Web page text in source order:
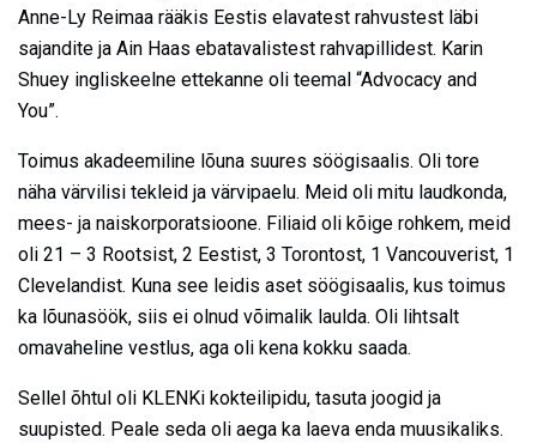
Anne-Ly Reimaa rääkis Eestis elavatest rahvustest läbi
sajandite ja Ain Haas ebatavalistest rahvapillidest. Karin
Shuey ingliskeelne ettekanne oli teemal “Advocacy and
You”.
Toimus akadeemiline lõuna suures söögisaalis. Oli tore
näha värvilisi tekleid ja värvipaelu. Meid oli mitu laudkonda,
mees- ja naiskorporatsioone. Filiaid oli kõige rohkem, meid
oli 21 – 3 Rootsist, 2 Eestist, 3 Torontost, 1 Vancouverist, 1
Clevelandist. Kuna see leidis aset söögisaalis, kus toimus
ka lõunasöök, siis ei olnud võimalik laulda. Oli lihtsalt
omavaheline vestlus, aga oli kena kokku saada.
Sellel õhtul oli KLENKi kokteilipidu, tasuta joogid ja
suupisted. Peale seda oli aega ka laeva enda muusikaliks.